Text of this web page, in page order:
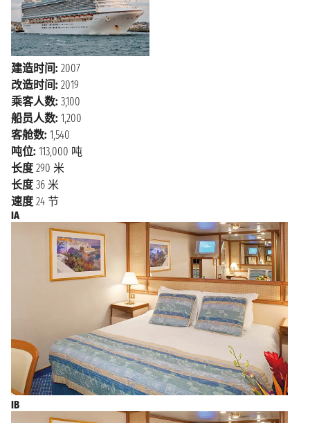
2027年2月24日星期三
2027年2月25日星期四
下午12:00 - 下午5:00
2027年2月26日星期五
上午6:15
馆和世界闻名的星光大道，在这里你还可以找到一颗星
星是献给电影 《爱之船》（注：1977年间的一部脍炙人
口的电视影集“爱之船The Love Boat”，掀起 了一阵游轮
旅游的旋风，至今，“爱之船”这个字眼仍是许多人心中
游轮的代名词。影片 中那艘优美造型、内装典雅的游
轮主要就是于太平洋公主号邮轮上拍摄。），正是该
系列电影将游船推向了世界！另一个受欢迎的目的地是
盖蒂中心，这是一个收藏了大 量欧洲和美国艺术品的
博物馆，在这里还可以看到城市和海洋的迷人景色。还
有圣塔 莫尼卡码头及海滩，那里的餐厅和酒吧会让你
感到惊讶，在那里你可以在夕阳西下的 美妙时刻小酌
一杯。
建造时间: 2007
改造时间: 2019
乘客人数: 3,100
船员人数: 1,200
客舱数: 1,540
吨位: 113,000 吨
长度 290 米
长度 36 米
速度 24 节
IA
IB